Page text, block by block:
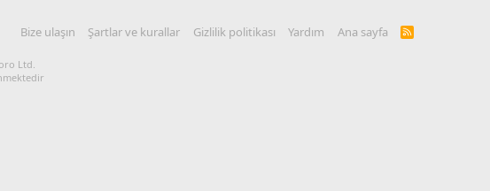
Bize ulaşın Şartlar ve kurallar Gizlilik politikası Yardım Ana sayfa
R
Ltd.